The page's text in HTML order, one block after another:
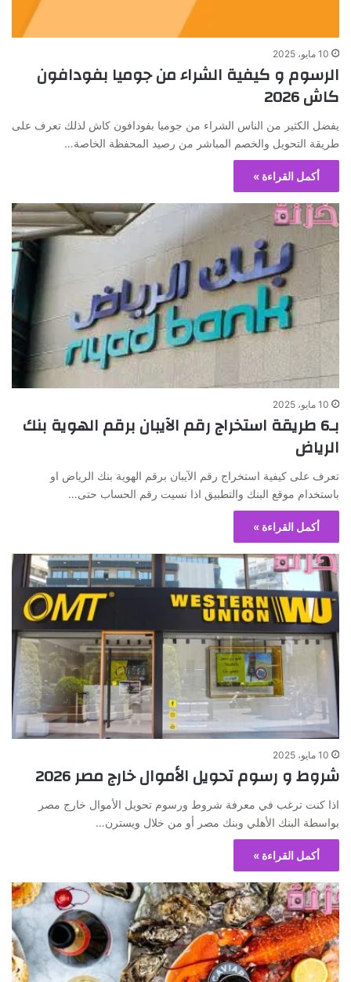
10 مايو، 2025
الرسوم و كيفية الشراء من جوميا بفودافون
كاش 2026
يفضل الكثير من الناس الشراء من جوميا بفودافون كاش لذلك تعرف على
طريقة التحويل والخصم المباشر من رصيد المحفظة الخاصة…
أكمل القراءة »
10 مايو، 2025
بـ6 طريقة استخراج رقم الآيبان برقم الهوية بنك
الرياض
تعرف على كيفية استخراج رقم الآيبان برقم الهوية بنك الرياض او
باستخدام موقع البنك والتطبيق اذا نسيت رقم الحساب حتى…
أكمل القراءة »
10 مايو، 2025
شروط و رسوم تحويل الأموال خارج مصر 2026
اذا كنت ترغب في معرفة شروط ورسوم تحويل الأموال خارج مصر
بواسطة البنك الأهلي وبنك مصر أو من خلال ويسترن…
أكمل القراءة »